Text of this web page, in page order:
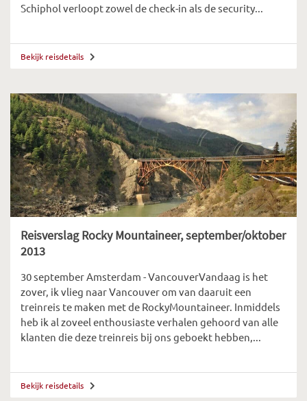
Schiphol verloopt zowel de check-in als de security...
Bekijk reisdetails
Reisverslag Rocky Mountaineer, september/oktober
2013
30 september Amsterdam - VancouverVandaag is het
zover, ik vlieg naar Vancouver om van daaruit een
treinreis te maken met de RockyMountaineer. Inmiddels
heb ik al zoveel enthousiaste verhalen gehoord van alle
klanten die deze treinreis bij ons geboekt hebben,...
Bekijk reisdetails